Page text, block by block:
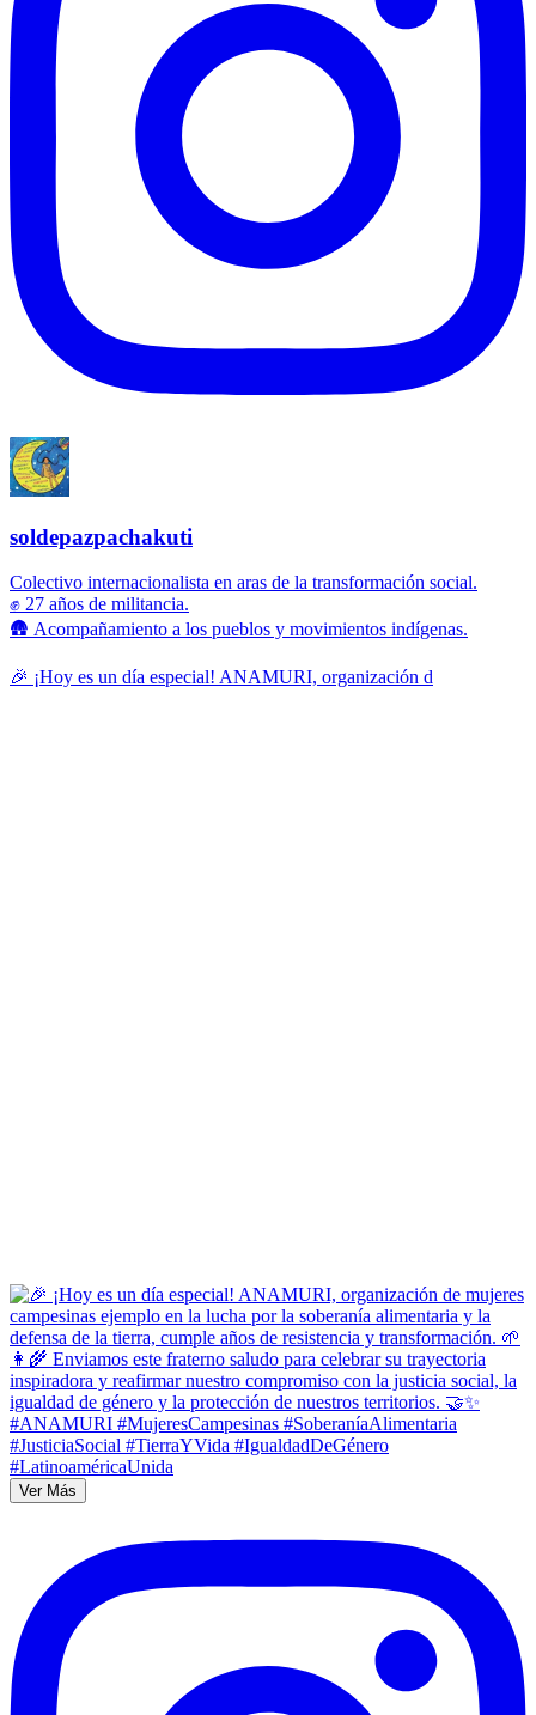
soldepazpachakuti
Colectivo internacionalista en aras de la transformación social.
✊ 27 años de militancia.
🛖 Acompañamiento a los pueblos y movimientos indígenas.
🎉 ¡Hoy es un día especial! ANAMURI, organización d
Ver Más